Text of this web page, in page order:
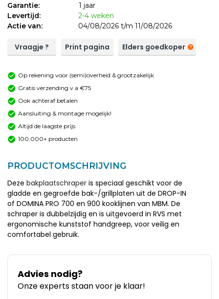
Garantie:
1 jaar
Levertijd:
2-4 weken
Actie van:
04/08/2026 t/m 11/08/2026
Vraagje ? Print pagina Elders goedkoper
Op rekening voor (semi)overheid & grootzakelijk
Gratis verzending v.a €75
Ook achteraf betalen
Aansluiting & montage mogelijk!
Altijd de laagste prijs
100.000+ producten
PRODUCTOMSCHRIJVING
Deze bakplaatschraper is speciaal geschikt voor de
gladde en gegroefde bak-/grillplaten uit de DROP-IN
of DOMINA PRO 700 en 900 kooklijnen van MBM. De
schraper is dubbelzijdig en is uitgevoerd in RVS met
ergonomische kunststof handgreep, voor veilig en
comfortabel gebruik.
Advies nodig?
Onze experts staan voor je klaar!